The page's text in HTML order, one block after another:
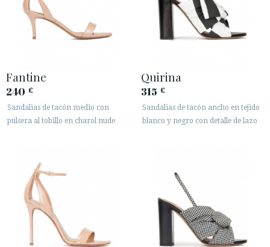
Fantine
240 €
Sandalias de tacón medio con
pulsera al tobillo en charol nude
Quirina
315 €
Sandalias de tacón ancho en tejido
blanco y negro con detalle de lazo